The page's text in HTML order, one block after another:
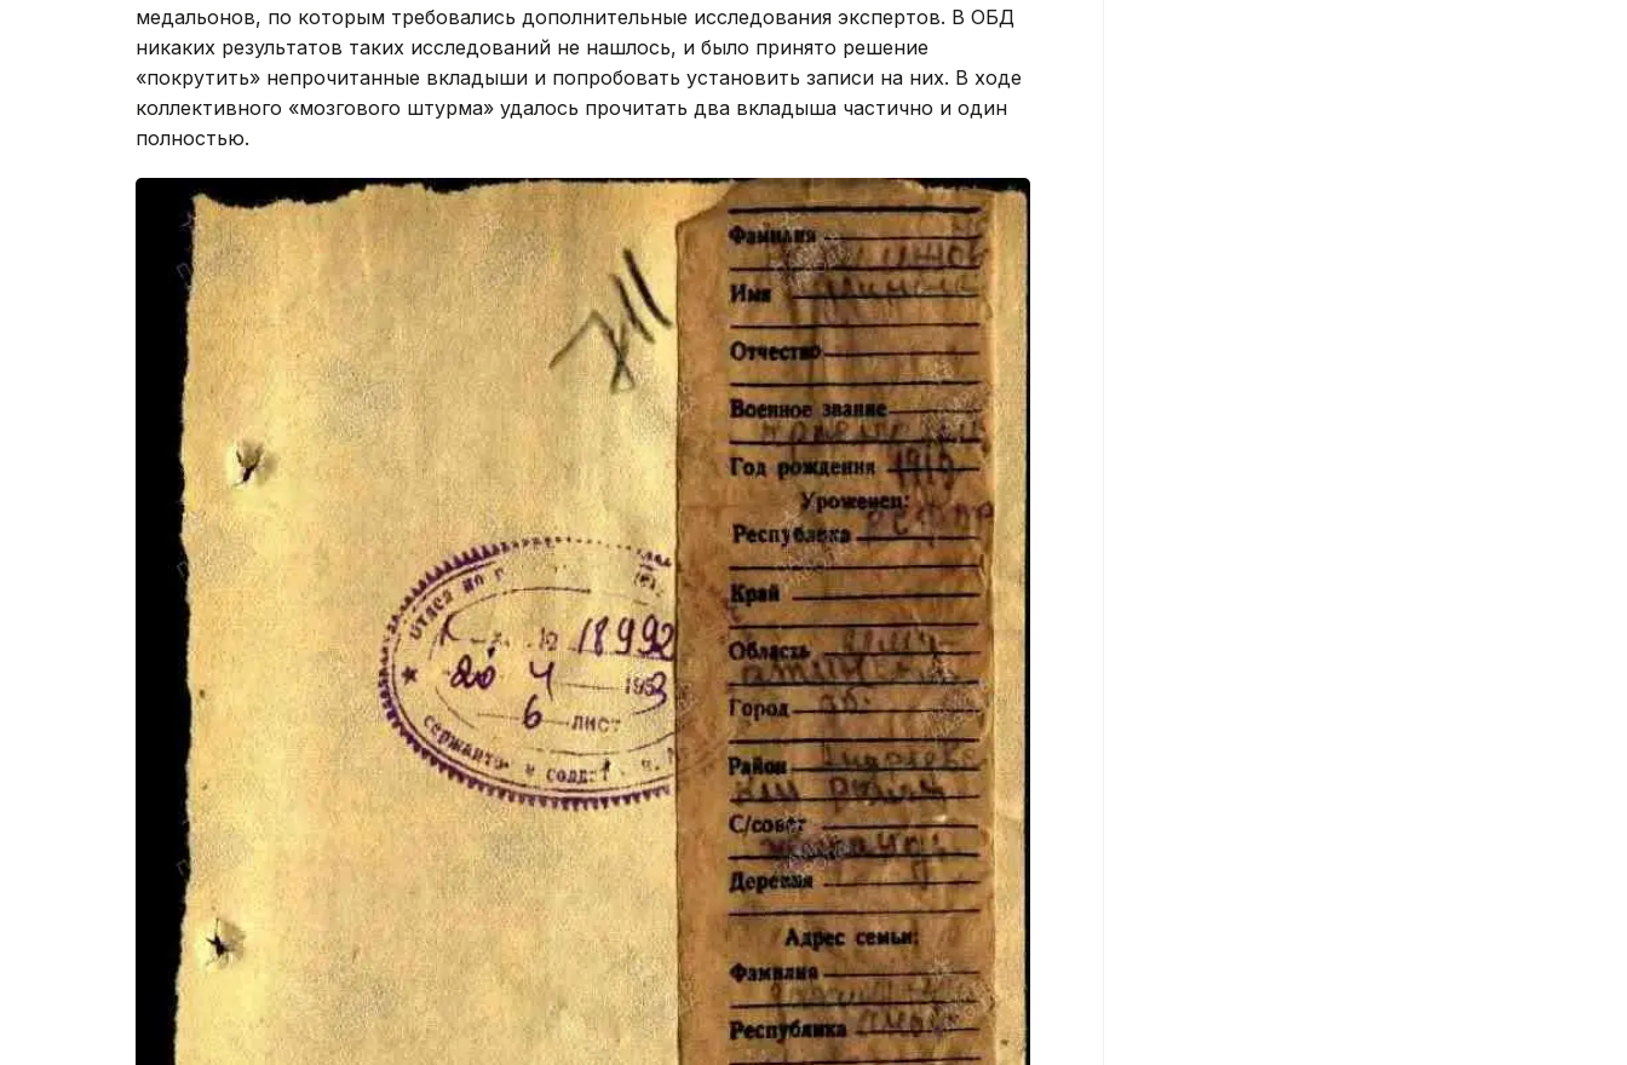
медальонов, по которым требовались дополнительные исследования экспертов. В ОБД
никаких результатов таких исследований не нашлось, и было принято решение
«покрутить» непрочитанные вкладыши и попробовать установить записи на них. В ходе
коллективного «мозгового штурма» удалось прочитать два вкладыша частично и один
полностью.